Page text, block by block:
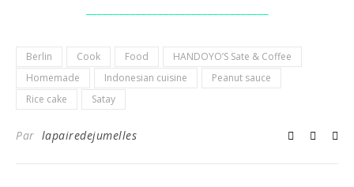
Berlin Cook Food
HANDOYO’S Sate & Coffee
Homemade
Indonesian cuisine
Peanut sauce
Rice cake
Satay
Par lapairedejumelles